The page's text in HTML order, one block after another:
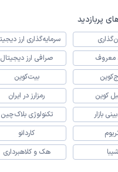
پربازدید
سرمایه‌گذاری ارز
معروف
صرافی ارز دیجیتال
بیت‌کوین
کوین
رمزارز در ایران
بازار
تکنولوژی بلاک‌چین
کاردانو
شیبا
هک و کلاهبرداری